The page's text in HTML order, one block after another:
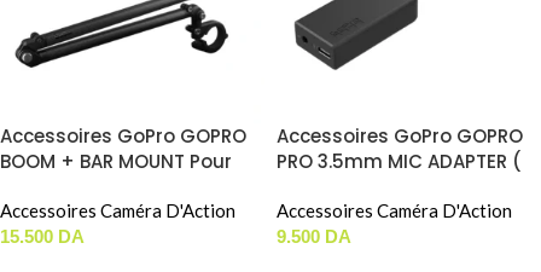
Accessoires GoPro GOPRO
BOOM + BAR MOUNT Pour
Caméras D’Action …
Accessoires Caméra D'Action
15.500 DA
Accessoires GoPro GOPRO
PRO 3.5mm MIC ADAPTER (
Black / HERO 5 Session )
Accessoires Caméra D'Action
9.500 DA